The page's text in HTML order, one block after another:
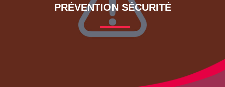
PRÉVENTION SÉCURITÉ